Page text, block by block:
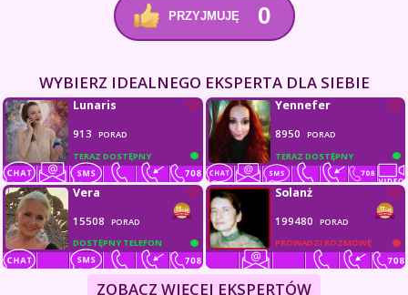
PRZYJMUJĘ 0
WYBIERZ IDEALNEGO EKSPERTA DLA SIEBIE
TERAZ DOSTĘPNY
Lunaris
913
PORAD
TERAZ DOSTĘPNY
Yennefer
8950 PORAD
DOSTĘPNY TELEFON
Vera
15508
PORAD
PROWADZI ROZMOWĘ
Solanż
199480 PORAD
ZOBACZ WIĘCEJ EKSPERTÓW